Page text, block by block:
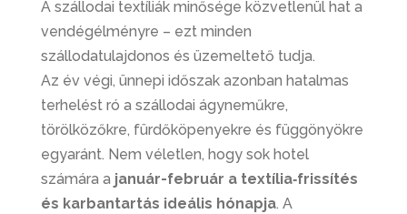
A szállodai textíliák minősége közvetlenül hat a
vendégélményre – ezt minden
szállodatulajdonos és üzemeltető tudja.
Az év végi, ünnepi időszak azonban hatalmas
terhelést ró a szállodai ágyneműkre,
törölközőkre, fürdőköpenyekre és függönyökre
egyaránt. Nem véletlen, hogy sok hotel
számára a január-február a textília‑frissítés
és karbantartás ideális hónapja. A